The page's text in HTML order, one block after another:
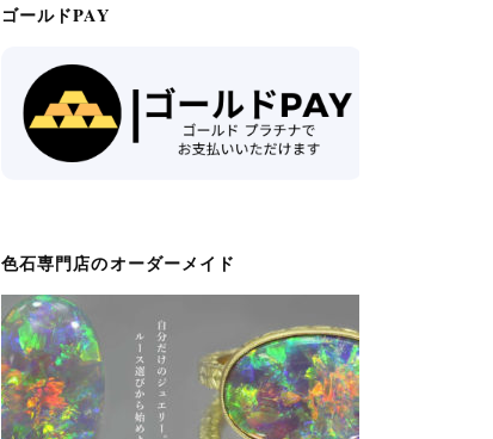
ゴールドPAY
色石専門店のオーダーメイド